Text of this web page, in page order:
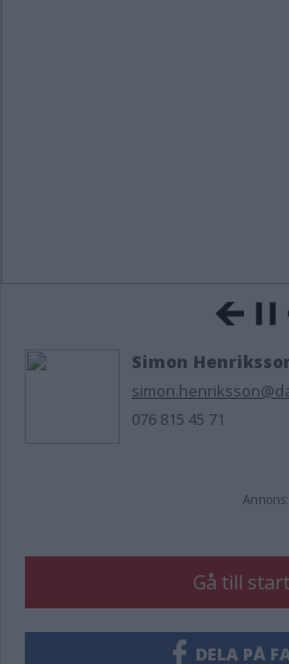
Simon
076 815 45 71
Annons:
Gå till
DELA PÅ